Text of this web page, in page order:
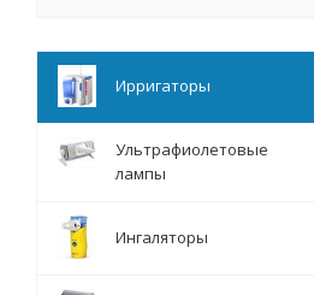
Ирригаторы
Ультрафиолетовые
лампы
Ингаляторы